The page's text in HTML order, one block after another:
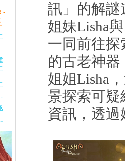
-
訊」 的解
姐妹Lisha與
一同前往
的古老神器
姐姐Lisha
景探索可
資訊，透過